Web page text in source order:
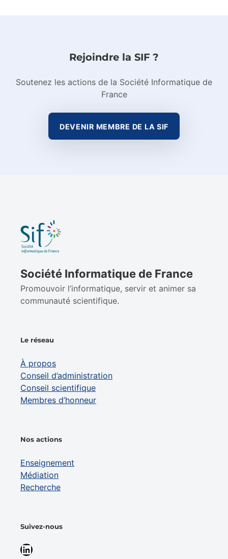
Rejoindre la SIF ?
Soutenez les actions de la Société Informatique de
France
DEVENIR MEMBRE DE LA SIF
Société Informatique de France
Promouvoir l’informatique, servir et animer sa
communauté scientifique.
Le réseau
À propos
Conseil d’administration
Conseil scientifique
Membres d’honneur
Nos actions
Enseignement
Médiation
Recherche
Suivez-nous
LinkedIn